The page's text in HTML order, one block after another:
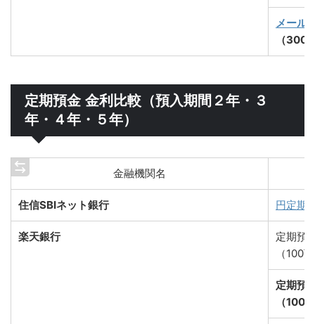
メール
（300
定期預金 金利比較（預入期間２年・３
年・４年・５年）
金融機関名
住信SBIネット銀行 円定期
楽天銀行
定期預
（100
定期預
（100